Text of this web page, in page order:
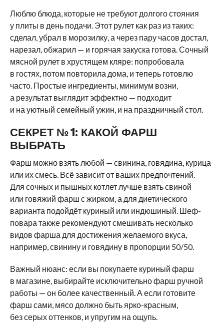
Люблю блюда, которые не требуют долгого стояния
у плиты в день подачи. Этот рулет как раз из таких:
сделал, убрал в морозилку, а через пару часов достал,
нарезал, обжарил — и горячая закуска готова. Сочный
мясной рулет в хрустящем кляре: попробовала
в гостях, потом повторила дома, и теперь готовлю
часто. Простые ингредиенты, минимум возни,
а результат выглядит эффектно — подходит
и на уютный семейный ужин, и на праздничный стол.
СЕКРЕТ № 1: КАКОЙ ФАРШ
ВЫБРАТЬ
Фарш можно взять любой — свинина, говядина, курица
или их смесь. Всё зависит от ваших предпочтений.
Для сочных и пышных котлет лучше взять свиной
или говяжий фарш с жирком, а для диетического
варианта подойдёт куриный или индюшиный. Шеф-
повара также рекомендуют смешивать несколько
видов фарша для достижения желаемого вкуса,
например, свинину и говядину в пропорции 50/50.
Важный нюанс: если вы покупаете куриный фарш
в магазине, выбирайте исключительно фарш ручной
работы — он более качественный. А если готовите
фарш сами, мясо должно быть ярко-красным,
без серых оттенков, и упругим на ощупь.